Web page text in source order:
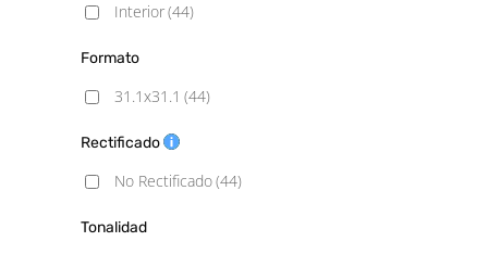
Interior(44)
Formato
31.1x31.1 (44)
Rectificado
No Rectificado(44)
Tonalidad